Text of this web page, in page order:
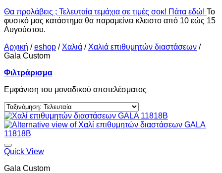
Θα προλάβεις ; Τελευταία τεμάχια σε τιμές σοκ! Πάτα εδώ! Το
φυσικό μας κατάστημα θα παραμείνει κλειστο από 10 εώς 15
Αυγούστου.
Αρχική /eshop / Χαλιά / Χαλιά επιθυμητών διαστάσεων /
Gala Custom
Φιλτράρισμα
Εμφάνιση του μοναδικού αποτελέσματος
Quick View
Gala Custom